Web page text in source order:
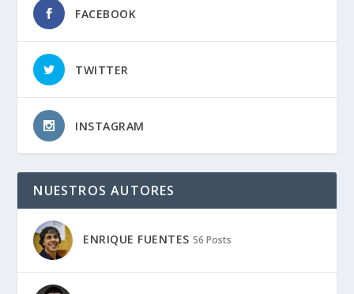
FACEBOOK
TWITTER
INSTAGRAM
NUESTROS AUTORES
ENRIQUE FUENTES 56 Posts